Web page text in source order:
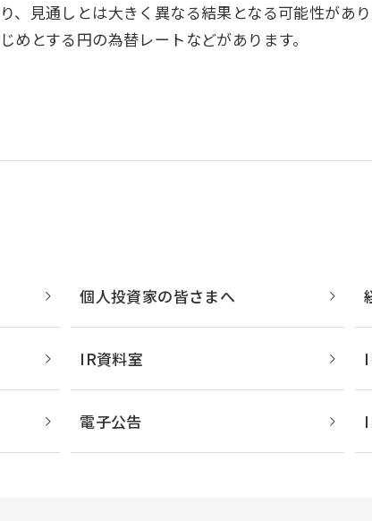
トをご利用中です
地域統括拠点ウ
、⾒通しとは⼤きく異なる結果となる可能性が
めとする円の為替レートなどがあります。
個人投資家の皆さまへ
IR資料室
電子公告